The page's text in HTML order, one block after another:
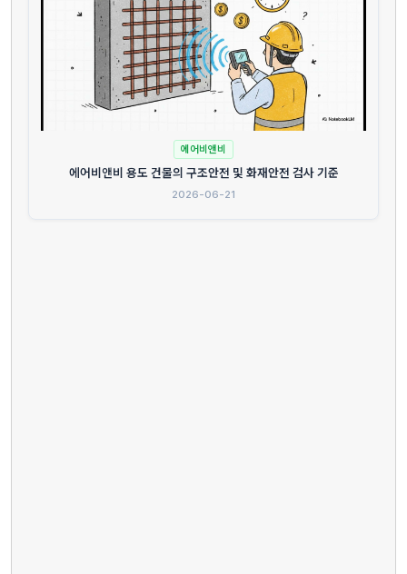
에어비앤비
에어비앤비 용도 건물의 구조안전 및 화재안전 검사 기준
2026-06-21